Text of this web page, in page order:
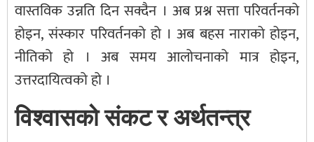
वास्तविक उन्नति दिन सक्दैन । अब प्रश्न सत्ता परिवर्तनको
होइन, संस्कार परिवर्तनको हो । अब बहस नाराको होइन,
नीतिको हो । अब समय आलोचनाको मात्र होइन,
उत्तरदायित्वको हो ।
विश्वासको संकट र अर्थतन्त्र